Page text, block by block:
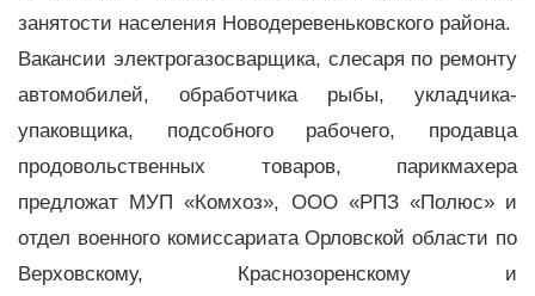
занятости населения Новодеревеньковского района.
Вакансии электрогазосварщика, слесаря по ремонту
автомобилей, обработчика рыбы, укладчика-
упаковщика, подсобного рабочего, продавца
продовольственных товаров, парикмахера
предложат МУП «Комхоз», ООО «РПЗ «Полюс» и
отдел военного комиссариата Орловской области по
Верховскому, Краснозоренскому и